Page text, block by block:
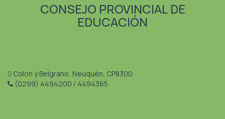
CONSEJO PROVINCIAL DE
EDUCACIÓN
Colón y Belgrano, Neuquén, CP8300
(0299) 4494200 / 4494365